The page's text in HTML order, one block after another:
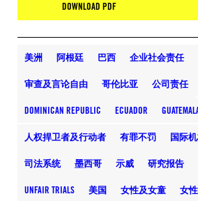
DOWNLOAD PDF
美洲 阿根廷 巴西 企业社会责任
审查及言论自由 哥伦比亚 公司责任
DOMINICAN REPUBLIC ECUADOR
人权捍卫者及行动者 有罪不罚 国际
司法系统 墨西哥 示威 研究报告
UNFAIR TRIALS 美国 女性及女童 女